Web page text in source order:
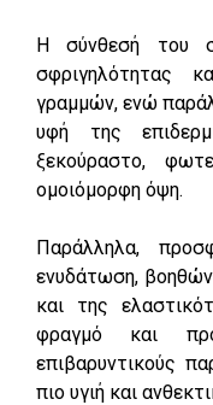
Η σύνθεσή του
σφριγηλότητας
γραμμών, ενώ
υφή της
ξεκούραστο,
ομοιόμορφη όψη.
Παράλληλα,
ενυδάτωση,
και της
φραγμό και
επιβαρυντικούς
πιο υγιή και